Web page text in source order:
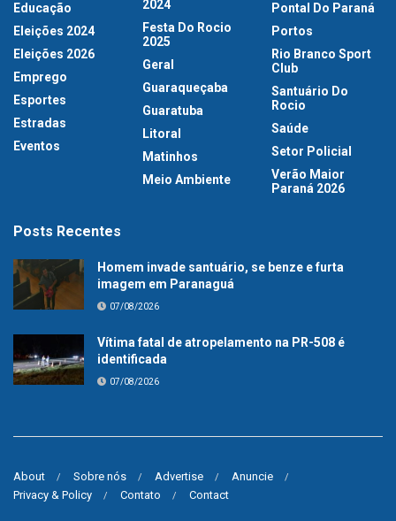
Educação
Eleições 2024
Eleições 2026
Emprego
Esportes
Estradas
Eventos
2024
Festa Do Rocio
2025
Geral
Guaraqueçaba
Guaratuba
Litoral
Matinhos
Meio Ambiente
Pontal Do Paraná
Portos
Rio Branco Sport
Club
Santuário Do
Rocio
Saúde
Setor Policial
Verão Maior
Paraná 2026
Posts Recentes
Homem invade santuário, se benze e furta
imagem em Paranaguá
07/08/2026
Vítima fatal de atropelamento na PR-508 é
identificada
07/08/2026
About Sobre nós Advertise
Anuncie
Privacy & Policy
Contato Contact